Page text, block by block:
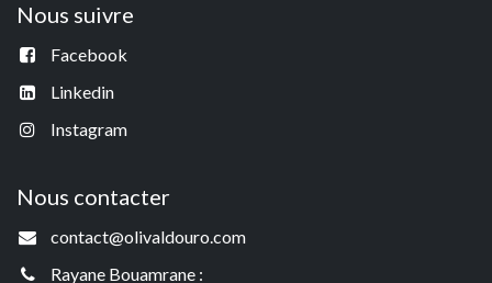
Nous suivre
Facebook
Linkedin
Instagram
Nous contacter
contact@olivaldouro.com
Rayane Bouamrane :